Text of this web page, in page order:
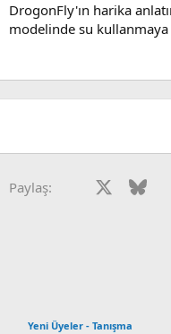
DrogonFly'ın harika
modelinde su kullanmaya
Paylaş: Facebook
Yeni Üyeler - Tanışma